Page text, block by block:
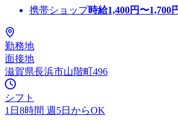
携帯ショップ時給1,400円〜1,700
勤務地
面接地
滋賀県長浜市山階町496
シフト
1日8時間 週5日からOK